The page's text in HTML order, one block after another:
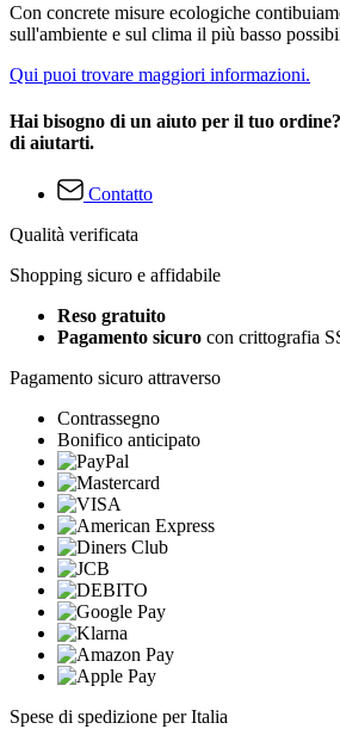
Con concrete misure ecologiche
sull'ambiente e sul clima il più basso
Qui puoi trovare maggiori informazioni.
Hai bisogno di un aiuto per il tuo
di aiutarti.
Contatto
Qualità verificata
Shopping sicuro e affidabile
Reso gratuito
Pagamento sicuro con crittografia
Pagamento sicuro attraverso
Contrassegno
Bonifico anticipato
Spese di spedizione per Italia